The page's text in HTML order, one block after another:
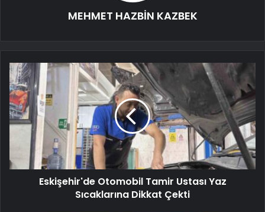
MEHMET HAZBİN KAZBEK
Eskişehir'de Otomobil Tamir Ustası Yaz
Sıcaklarına Dikkat Çekti